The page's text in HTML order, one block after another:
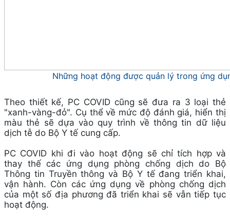
Những hoạt động được quản lý trong ứng
Theo thiết kế, PC COVID cũng sẽ đưa ra 3 loại thẻ
"xanh-vàng-đỏ". Cụ thể về mức độ đánh giá, hiển thị
màu thẻ sẽ dựa vào quy trình về thông tin dữ liệu
dịch tễ do Bộ Y tế cung cấp.
PC COVID khi đi vào hoạt động sẽ chỉ tích hợp và
thay thế các ứng dụng phòng chống dịch do Bộ
Thông tin Truyền thông và Bộ Y tế đang triển khai,
vận hành. Còn các ứng dụng về phòng chống dịch
của một số địa phương đã triển khai sẽ vẫn tiếp tục
hoạt động.